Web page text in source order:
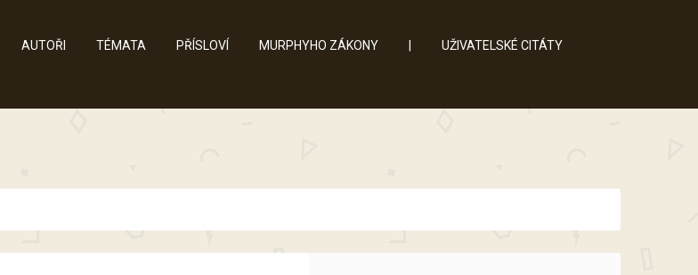
AUTOŘI TÉMATA PŘÍSLOVÍ MURPHYHO ZÁKONY UŽIVATELSKÉ CITÁTY